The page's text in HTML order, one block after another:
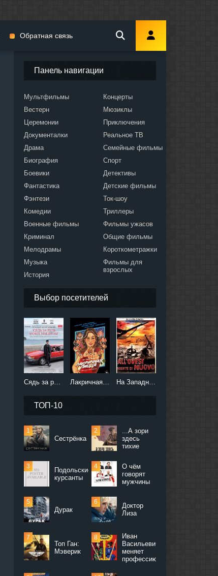
Панель навигации
Мультфильмы
Вестерн
Церемонии
Документалки
Драма
Биография
Боевики
Фантастика
Фэнтези
Комедии
Военные фильмы
Криминал
Мелодрамы
Музыка
История
Концерты
Мюзиклы
Приключения
Реальное ТВ
Семейные фильмы
Спорт
Детективы
Детские фильмы
Ток-шоу
Триллеры
Фильмы ужасов
Общие фильмы
Короткометражки
Фильмы для
взрослых
Выбор посетителей
Сядь за руль моей машины (2021) Лакричная пицца (2021) На Западном фронте без перемен (2022)
ТОП-10
Сестрёнка
...А зори
здесь
тихие
Подольские
курсанты
О чём
говорят
мужчины
Дурак
Доктор
Лиза
Топ Ган:
Мэверик
Иван
Васильевич
меняет
профессию
Обратная связь